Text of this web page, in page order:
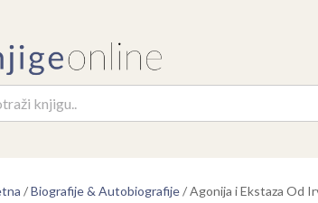
/Biografije & Autobiografije/Agonija i Ekstaza Od